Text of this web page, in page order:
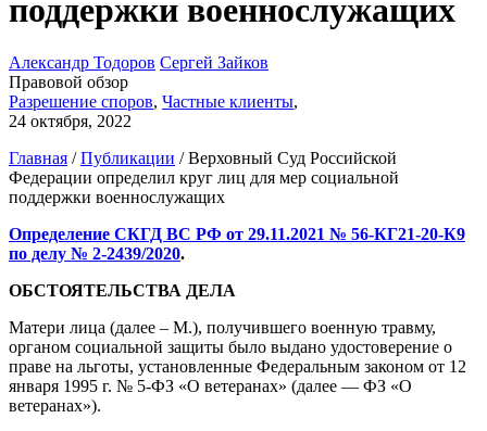
поддержки военнослужащих
Александр Тодоров Сергей Зайков
Правовой обзор
Разрешение споров, Частные клиенты,
24 октября, 2022
Главная /Публикации /Верховный Суд Российской
Федерации определил круг лиц для мер социальной
поддержки военнослужащих
Определение СКГД ВС РФ от 29.11.2021 № 56-КГ21-20-К9
по делу № 2-2439/2020.
ОБСТОЯТЕЛЬСТВА ДЕЛА
Матери лица (далее – М.), получившего военную травму,
органом социальной защиты было выдано удостоверение о
праве на льготы, установленные Федеральным законом от 12
января 1995 г. № 5-ФЗ «О ветеранах» (далее — ФЗ «О
ветеранах»).